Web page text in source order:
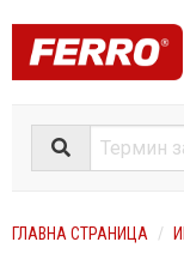
ГЛАВНА СТРАНИЦА